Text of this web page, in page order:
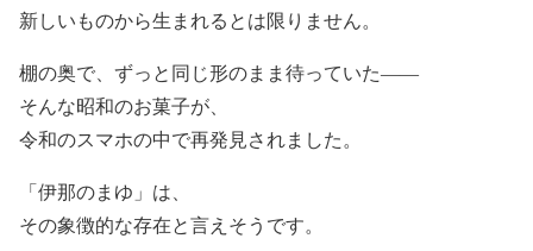
新しいものから生まれるとは限りません。
棚の奥で、ずっと同じ形のまま待っていた――
そんな昭和のお菓子が、
令和のスマホの中で再発見されました。
「伊那のまゆ」は、
その象徴的な存在と言えそうです。